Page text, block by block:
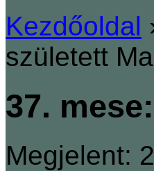
Kezdőoldal
született
37.
Megjelent: